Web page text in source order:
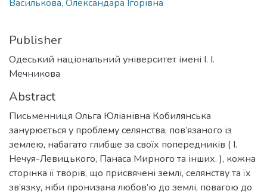
Василькова, Олександара Ігорівна
Publisher
Одеський національний університет імені І. І.
Мечникова
Abstract
Письменниця Ольга Юліанівна Кобилянська
занурюється у проблему селянства, пов’язаного із
землею, набагато глибше за своїх попередників ( І.
Нечуя-Левицького, Панаса Мирного та інших. ), кожна
сторінка її творів, що присвячені землі, селянству та їх
зв’язку, ніби пронизана любов’ю до землі, повагою до